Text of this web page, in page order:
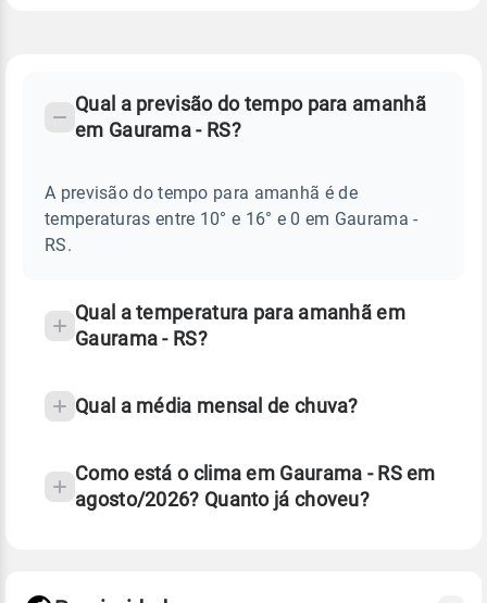
GAURAMA
Perguntas
sobre
chuva
Qual a previsão do tempo para amanhã
em Gaurama - RS?
A previsão do tempo para amanhã é de
temperaturas entre 10° e 16° e 0 em Gaurama -
RS.
Qual a temperatura para amanhã em
Gaurama - RS?
Qual a média mensal de chuva?
Como está o clima em Gaurama - RS em
agosto/2026? Quanto já choveu?